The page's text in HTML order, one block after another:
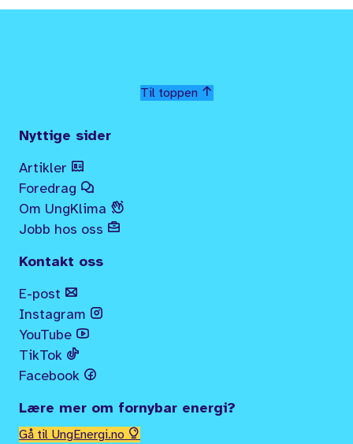
Til toppen
Nyttige sider
Artikler
Foredrag
Om UngKlima
Jobb hos oss
Kontakt oss
E-post
Instagram
YouTube
TikTok
Facebook
Lære mer om fornybar energi?
Gå til UngEnergi.no